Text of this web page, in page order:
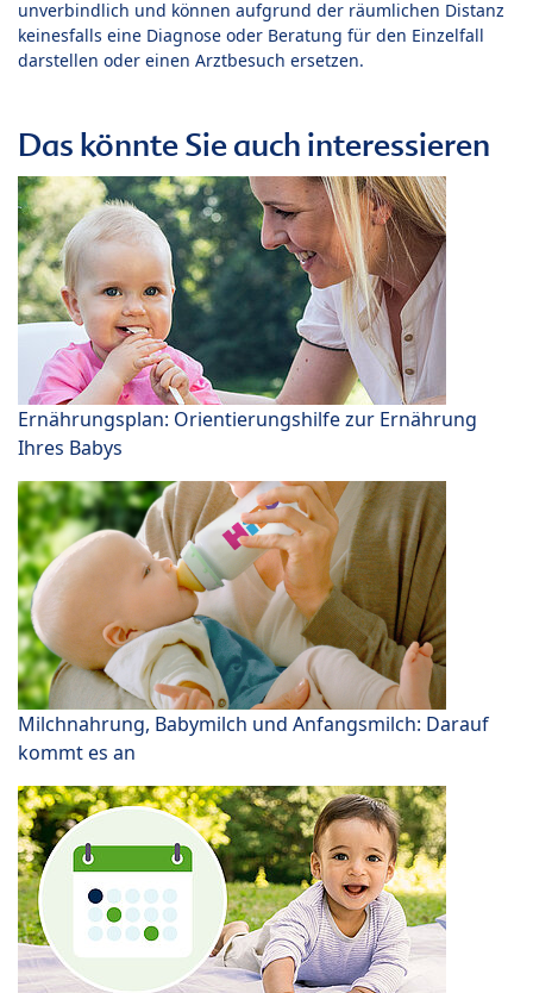
unverbindlich und können aufgrund der räumlichen Distanz
keinesfalls eine Diagnose oder Beratung für den Einzelfall
darstellen oder einen Arztbesuch ersetzen.
Das könnte Sie auch interessieren
Ernährungsplan: Orientierungshilfe zur Ernährung
Ihres Babys
Milchnahrung, Babymilch und Anfangsmilch: Darauf
kommt es an